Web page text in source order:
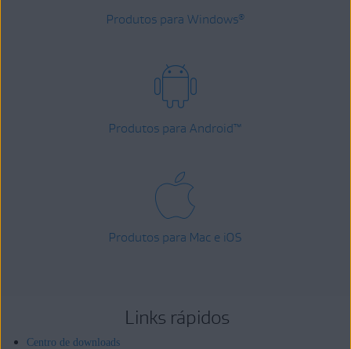
Produtos para Windows®
Produtos para Android™
Produtos para Mac e iOS
Links rápidos
Centro de downloads